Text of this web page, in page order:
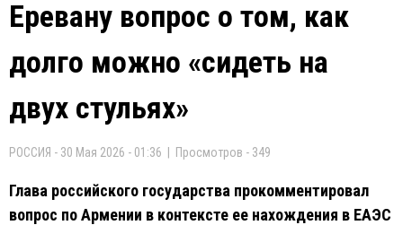
Еревану вопрос о том, как
долго можно «сидеть на
двух стульях»
РОССИЯ - 30 Мая 2026 - 01:36 | Просмотров - 349
Глава российского государства прокомментировал
вопрос по Армении в контексте ее нахождения в ЕАЭС